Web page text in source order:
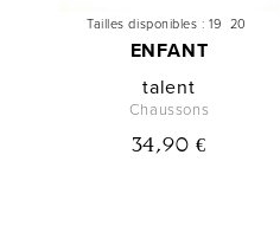
Tailles disponibles : 19 20
ENFANT
talent
Chaussons
34,90 €